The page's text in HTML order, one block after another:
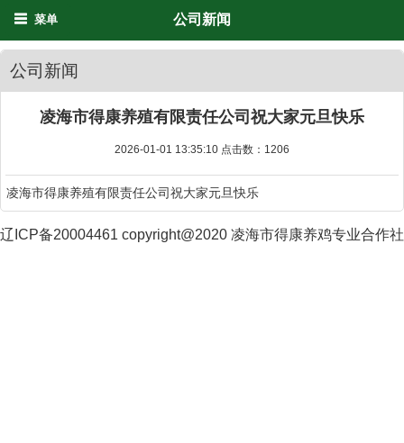
公司新闻
菜单
公司新闻
凌海市得康养殖有限责任公司祝大家元旦快乐
2026-01-01 13:35:10 点击数： 1206
凌海市得康养殖有限责任公司祝大家元旦快乐
辽ICP备20004461 copyright@2020 凌海市得康养鸡专业合作社